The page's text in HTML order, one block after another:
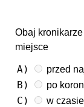
Obaj
miejsce
A) przed
B) po
C) w